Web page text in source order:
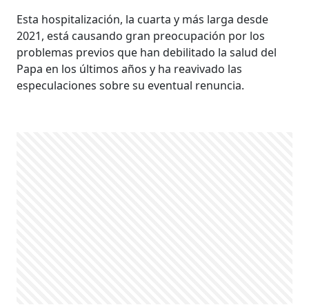
Esta hospitalización, la cuarta y más larga desde
2021, está causando gran preocupación por los
problemas previos que han debilitado la salud del
Papa en los últimos años y ha reavivado las
especulaciones sobre su eventual renuncia.